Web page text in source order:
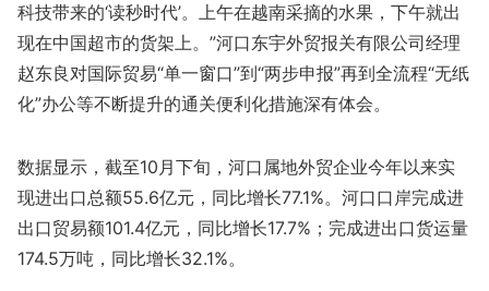
科技带来的‘读秒时代’。上午在越南采摘的水果，下午就出
现在中国超市的货架上。”河口东宇外贸报关有限公司经理
赵东良对国际贸易“单一窗口”到“两步申报”再到全流程“无纸
化”办公等不断提升的通关便利化措施深有体会。
数据显示，截至10月下旬，河口属地外贸企业今年以来实
现进出口总额55.6亿元，同比增长77.1%。河口口岸完成进
出口贸易额101.4亿元，同比增长17.7%；完成进出口货运量
174.5万吨，同比增长32.1%。